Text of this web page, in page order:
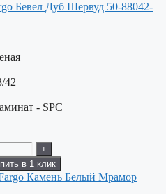
Бевел Дуб Шервуд 50-88042-
42
- SPC
+
в 1 клик